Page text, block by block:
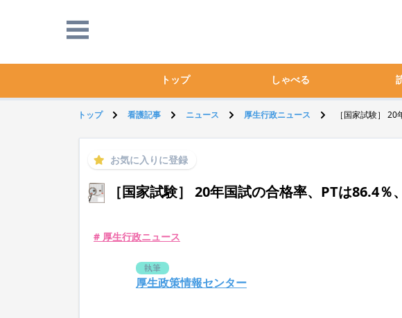
トップ しゃべる
トップ 看護記事 ニュース 厚生行政ニュース ［国家試験］
お気に入りに登録
［国家試験］ 20年国試の合格率、PTは86.4％
# 厚生行政ニュース
執筆
厚生政策情報センター